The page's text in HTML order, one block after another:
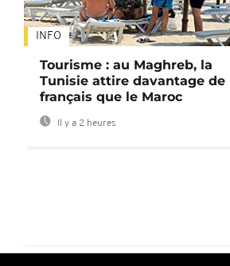
INFO
Tourisme : au Maghreb, la
Tunisie attire davantage de
français que le Maroc
Il y a 2 heures